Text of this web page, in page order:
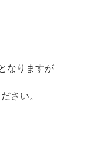
なりますが
さい。